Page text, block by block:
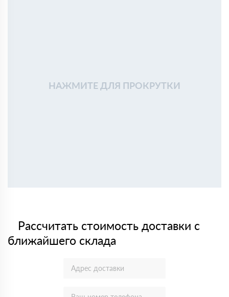
НАЖМИТЕ ДЛЯ ПРОКРУТКИ
Рассчитать стоимость доставки с
ближайшего склада